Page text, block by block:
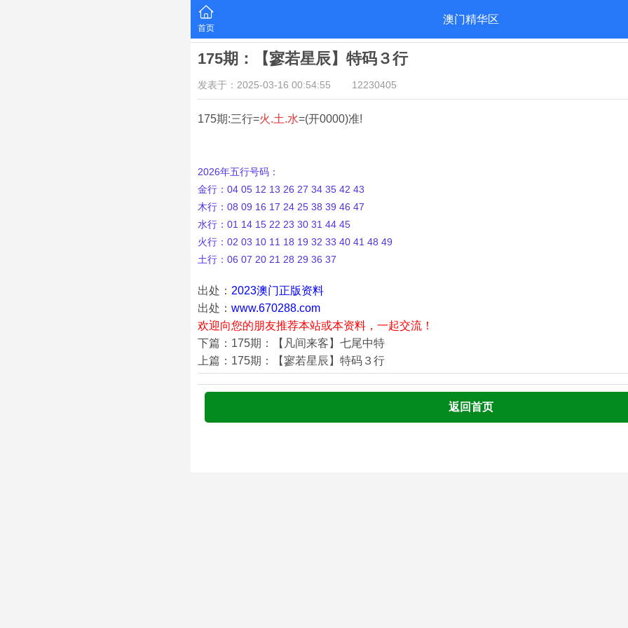
首页
澳门精华区
175期：【寥若星辰】特码３行
发表于：2025-03-16 00:54:55 12230405
175期:三行=火.土.水=(开0000)准!
2026年五行号码：
金行：04 05 12 13 26 27 34 35 42 43
木行：08 09 16 17 24 25 38 39 46 47
水行：01 14 15 22 23 30 31 44 45
火行：02 03 10 11 18 19 32 33 40 41 48 49
土行：06 07 20 21 28 29 36 37
出处： 2023澳门正版资料
出处： www.670288.com
欢迎向您的朋友推荐本站或本资料，一起交流！
下篇：175期：【凡间来客】七尾中特
上篇：175期：【寥若星辰】特码３行
返回首页